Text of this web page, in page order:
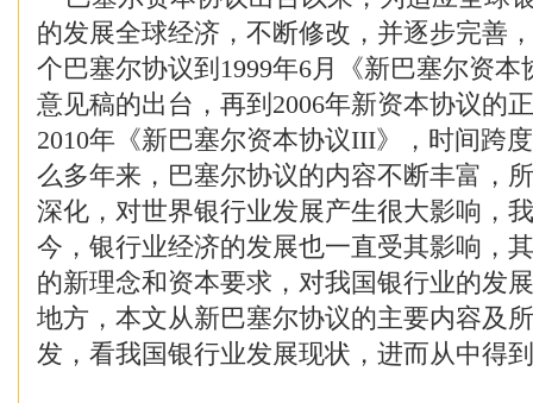
的发展全球经济，不断修改，并逐步完善
个巴塞尔协议到1999年6月《新巴塞尔资
意见稿的出台，再到2006年新资本协议的
2010年《新巴塞尔资本协议III》，时间跨
么多年来，巴塞尔协议的内容不断丰富，
深化，对世界银行业发展产生很大影响，
今，银行业经济的发展也一直受其影响，
的新理念和资本要求，对我国银行业的发
地方，本文从新巴塞尔协议的主要内容及
发，看我国银行业发展现状，进而从中得